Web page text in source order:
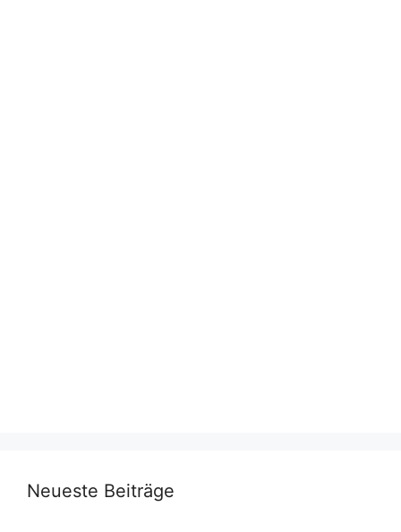
Neueste Beiträge